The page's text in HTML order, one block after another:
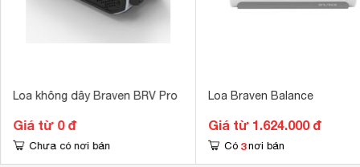
Loa không dây Braven BRV Pro
Giá từ 0 đ
Chưa có nơi bán
Loa Braven Balance
Giá từ 1.624.000 đ
Có 3 nơi bán